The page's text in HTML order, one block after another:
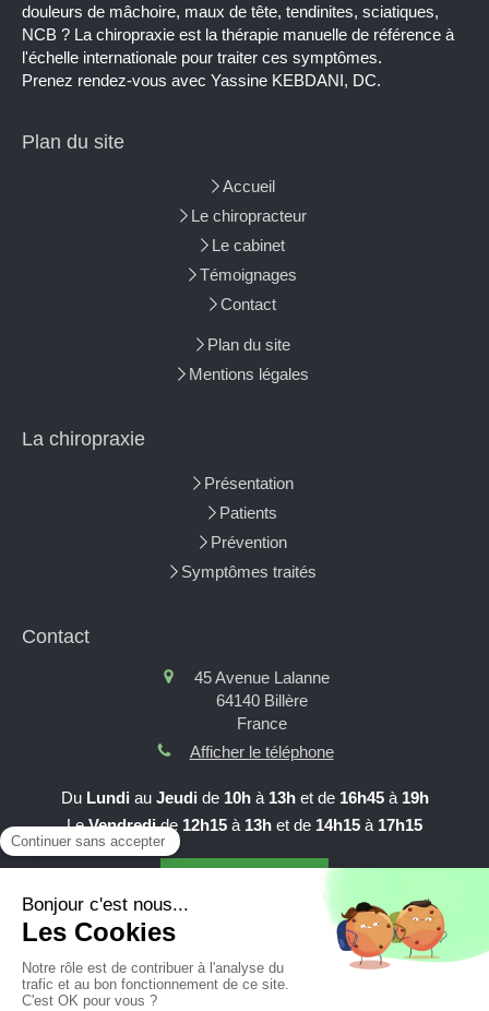
douleurs de mâchoire, maux de tête, tendinites, sciatiques,
NCB ? La chiropraxie est la thérapie manuelle de référence à
l'échelle internationale pour traiter ces symptômes.
Prenez rendez-vous avec Yassine KEBDANI, DC.
Plan du site
Accueil
Le chiropracteur
Le cabinet
Témoignages
Contact
Plan du site
Mentions légales
La chiropraxie
Présentation
Patients
Prévention
Symptômes traités
Contact
45 Avenue Lalanne
64140 Billère
France
Afficher le téléphone
Du Lundi au Jeudi de 10hà 13het de 16h45à 19h
LeVendredide 12h15 à 13h et de 14h15 à 17h15
Création et référencement du site par Simplébo